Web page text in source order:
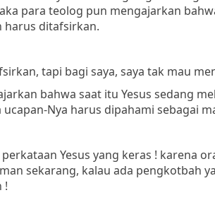
para teolog pun mengajarkan
harus ditafsirkan.
tapi bagi saya, saya tak mau
bahwa saat itu Yesus sedang
Nya harus dipahami sebagai
Yesus yang keras ! karena
sekarang, kalau ada pengkotbah
!